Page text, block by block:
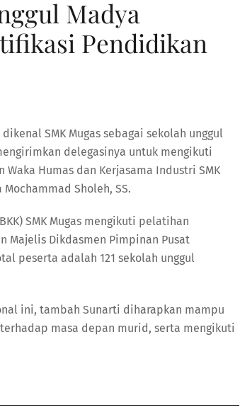
Madya
Pendidikan
SMK Mugas sebagai sekolah unggul
delegasinya untuk mengikuti
Humas dan Kerjasama Industri SMK
Sholeh, SS.
SMK Mugas mengikuti pelatihan
Majelis Dikdasmen Pimpinan Pusat
peserta adalah 121 sekolah unggul
ini, tambah Sunarti diharapkan mampu
masa depan murid, serta mengikuti